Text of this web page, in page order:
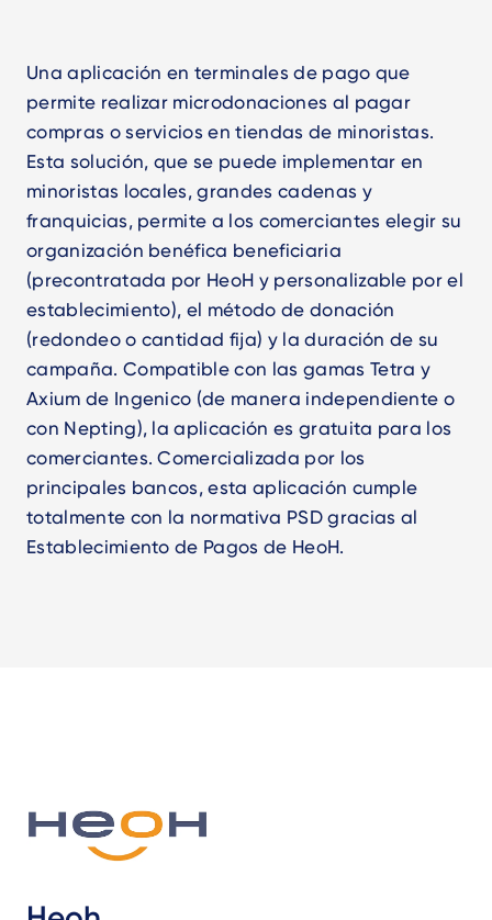
Una aplicación en terminales de pago que
permite realizar microdonaciones al pagar
compras o servicios en tiendas de minoristas.
Esta solución, que se puede implementar en
minoristas locales, grandes cadenas y
franquicias, permite a los comerciantes elegir su
organización benéfica beneficiaria
(precontratada por HeoH y personalizable por el
establecimiento), el método de donación
(redondeo o cantidad fija) y la duración de su
campaña. Compatible con las gamas Tetra y
Axium de Ingenico (de manera independiente o
con Nepting), la aplicación es gratuita para los
comerciantes. Comercializada por los
principales bancos, esta aplicación cumple
totalmente con la normativa PSD gracias al
Establecimiento de Pagos de HeoH.